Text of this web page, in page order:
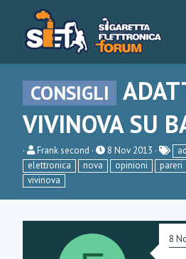
CONSIGLI
VIVINOVA SU
C
r
e
a
Frank second
D
a
t
i
8 Nov 2013
elettronica
nova opinioni pareri
vivinova
8